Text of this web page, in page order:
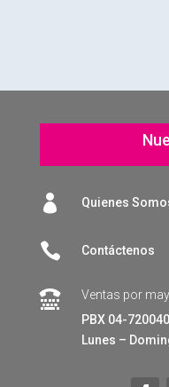
 Quienes
 Contáctenos

Ventas por
PBX 04-
Lunes –